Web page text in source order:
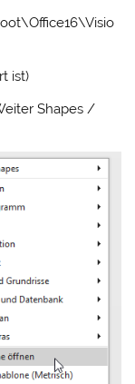
ist)
Shapes /